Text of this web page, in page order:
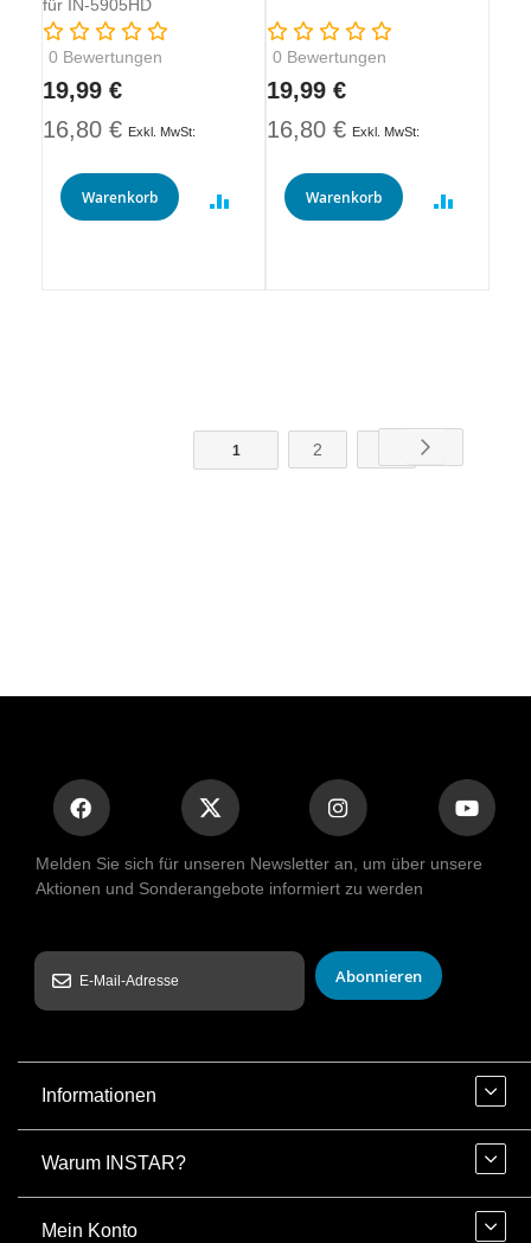
für IN-5905HD
Rating:
0 Bewertungen
19,99 €
16,80 €
Warenkorb
Rating:
0 Bewertungen
19,99 €
16,80 €
Warenkorb
1 2
Melden Sie sich für unseren Newsletter an, um über unsere
Aktionen und Sonderangebote informiert zu werden
Abonnieren
Informationen
Warum INSTAR?
Mein Konto